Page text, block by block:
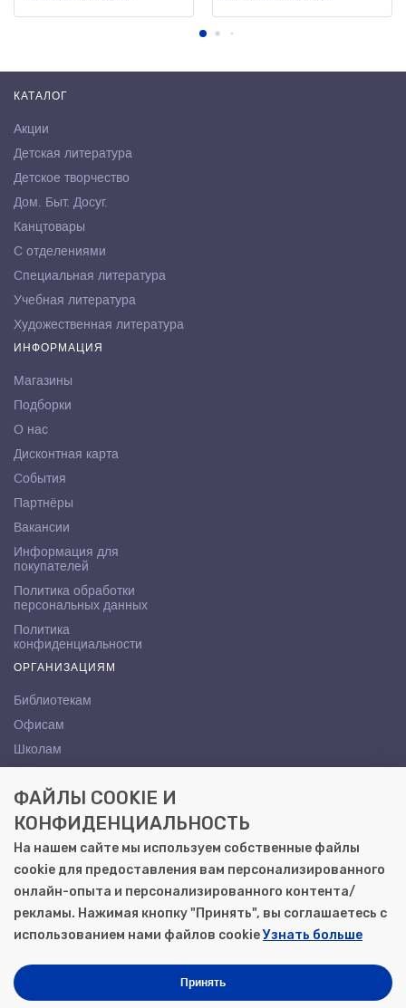
КАТАЛОГ
Акции
Детская литература
Детское творчество
Дом. Быт. Досуг.
Канцтовары
С отделениями
Специальная литература
Учебная литература
Художественная литература
ИНФОРМАЦИЯ
Магазины
Подборки
О нас
Дисконтная карта
События
Партнёры
Вакансии
Информация для
покупателей
Политика обработки
персональных данных
Политика
конфиденциальности
ОРГАНИЗАЦИЯМ
Библиотекам
Офисам
Школам
КОНТАКТЫ
Саратов, ул. Осипова, 10А
+7 (8452) 72-65-65
gemera@moya-kniga.ru
Моя книга | Сеть книжных магазинов в Саратове
ФАЙЛЫ COOKIE И
КОНФИДЕНЦИАЛЬНОСТЬ
На нашем сайте мы используем собственные файлы
cookie для предоставления вам персонализированного
онлайн-опыта и персонализированного контента/
рекламы. Нажимая кнопку "Принять", вы соглашаетесь с
использованием нами файлов cookieУзнать больше
Принять